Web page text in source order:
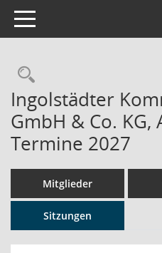
Toggle navigation
Ingolstädter
GmbH & Co. KG,
Termine 2027
Mitglieder
Sitzungen